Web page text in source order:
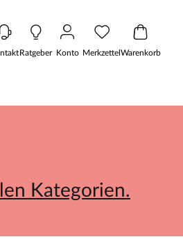
Ratgeber Konto MerkzettelWarenkorb
Kategorien.